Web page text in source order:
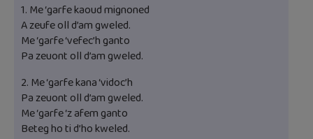
1. Me ‘garfe kaoud mignoned
A zeufe oll d’am gweled.
Me ‘garfe ‘vefec’h ganto
Pa zeuont oll d’am gweled.
2. Me ‘garfe kana ‘vidoc’h
Pa zeuont oll d’am gweled.
Me ‘garfe ‘z afem ganto
Beteg ho ti d’ho kweled.